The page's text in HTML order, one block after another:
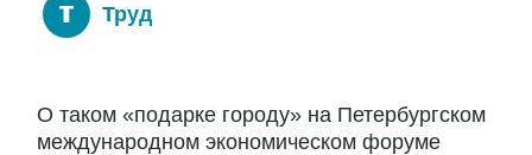
Труд
О таком «подарке городу» на Петербургском
международном экономическом форуме